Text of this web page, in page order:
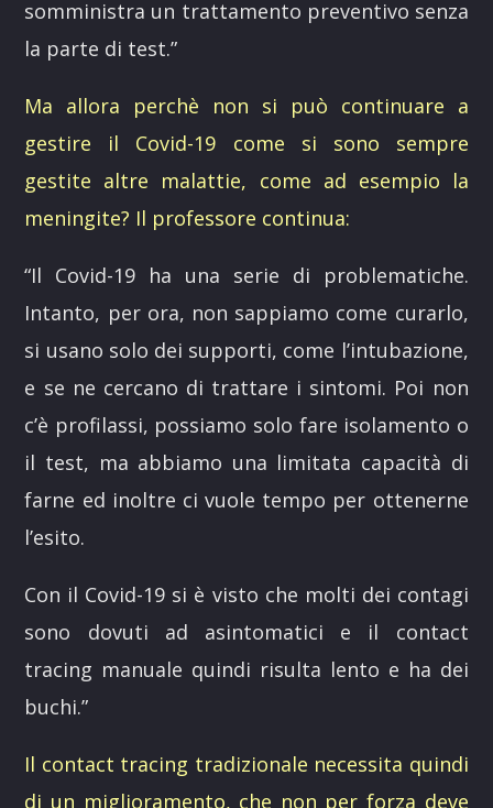
somministra un trattamento preventivo senza
la parte di test.”
Ma allora perchè non si può continuare a
gestire il Covid-19 come si sono sempre
gestite altre malattie, come ad esempio la
meningite? Il professore continua:
“Il Covid-19 ha una serie di problematiche.
Intanto, per ora, non sappiamo come curarlo,
si usano solo dei supporti, come l’intubazione,
e se ne cercano di trattare i sintomi. Poi non
c’è profilassi, possiamo solo fare isolamento o
il test, ma abbiamo una limitata capacità di
farne ed inoltre ci vuole tempo per ottenerne
l’esito.
Con il Covid-19 si è visto che molti dei contagi
sono dovuti ad asintomatici e il contact
tracing manuale quindi risulta lento e ha dei
buchi.”
Il contact tracing tradizionale necessita quindi
di un miglioramento, che non per forza deve